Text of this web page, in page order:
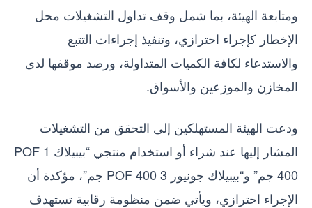
ومتابعة الهيئة، بما شمل وقف تداول التشغيلات محل
الإخطار كإجراء احترازي، وتنفيذ إجراءات التتبع
والاستدعاء لكافة الكميات المتداولة، ورصد موقفها لدى
المخازن والموزعين والأسواق.
ودعت الهيئة المستهلكين إلى التحقق من التشغيلات
المشار إليها عند شراء أو استخدام منتجي “بيبيلاك 1 POF
400 جم” و“بيبيلاك جونيور 3 POF 400 جم”، مؤكدة أن
الإجراء احترازي، ويأتي ضمن منظومة رقابية تستهدف